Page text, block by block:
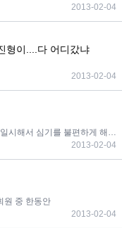
2013-02-04
형이....다 어디갔냐
2013-02-04
칸노트 약빨고 정신분열자작법에 일절무식 제가 동일시해서 심기를 불편하게 해드린 점 죄송합니다
2013-02-04
원 중 한동안
2013-02-04